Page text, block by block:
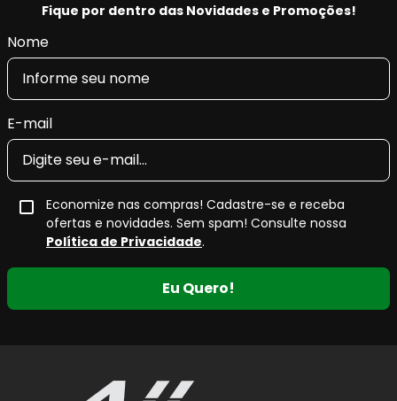
Fique por dentro das Novidades e Promoções!
Nome
E-mail
Economize nas compras! Cadastre-se e receba
ofertas e novidades. Sem spam! Consulte nossa
Política de Privacidade.
Eu Quero!